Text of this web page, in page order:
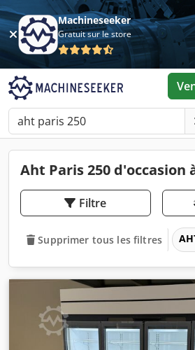
Machineseeker
Gratuit sur le store
Aht Paris 250 d'occasion
Filtre
Supprimer tous les filtres